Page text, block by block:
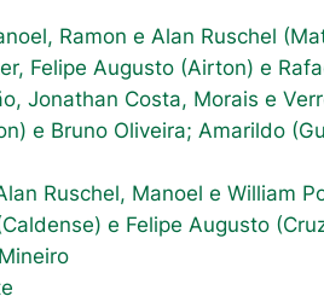
Ramon e Alan Ruschel
Felipe Augusto (Airton) e
Jonathan Costa, Morais e
e Bruno Oliveira; Amarildo
Ruschel, Manoel e William
e Felipe Augusto